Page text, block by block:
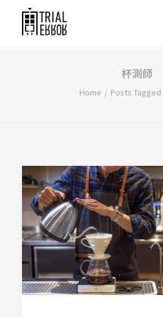
杯測師
Home Posts